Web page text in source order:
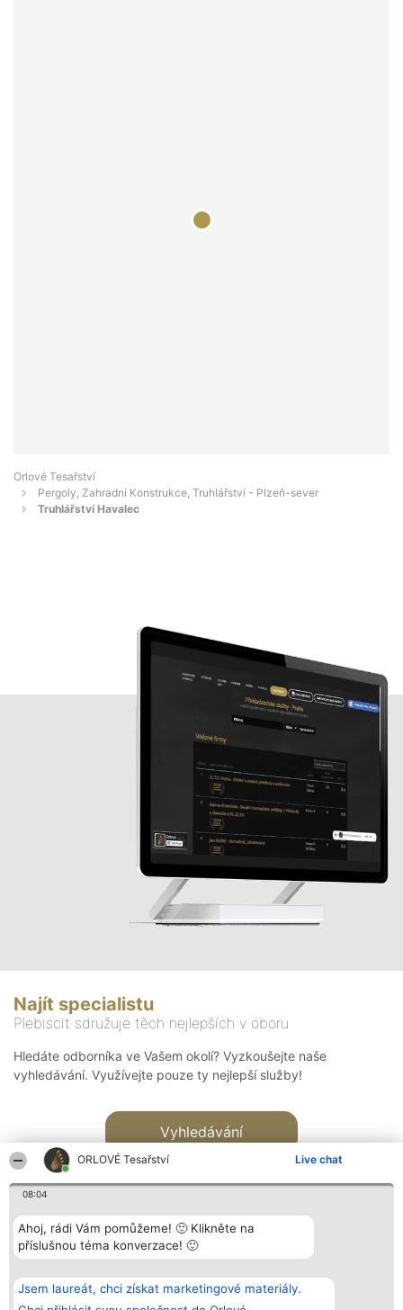
ORLOVÉ Tesařství Live chat
08:04
Ahoj, rádi Vám pomůžeme! 🙂 Klikněte na
příslušnou téma konverzace! 🙂
Jsem laureát, chci získat marketingové materiály.
Orlové Tesařství
Pergoly, Zahradní Konstrukce, Truhlářství - Plzeň-sever
Truhlářství Havalec
Najít specialistu
Plebiscit sdružuje těch nejlepších v oboru
Hledáte odborníka ve Vašem okolí? Vyzkoušejte naše
vyhledávání. Využívejte pouze ty nejlepší služby!
Vyhledávání
Bright Side Solutions sp. z o.
o. sp. k.
ul. Ruska 22
Vítězové
Seznam všech
laureátů
Kontakt